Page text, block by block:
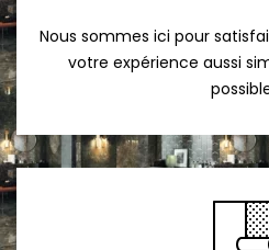
Nous sommes ici pour
votre expérience aussi